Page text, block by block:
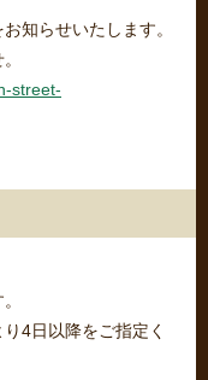
知らせいたします。
street-
4日以降をご指定く